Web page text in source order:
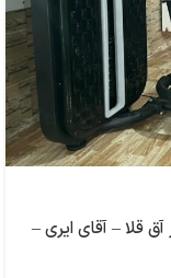
قلا – آقای ایری –